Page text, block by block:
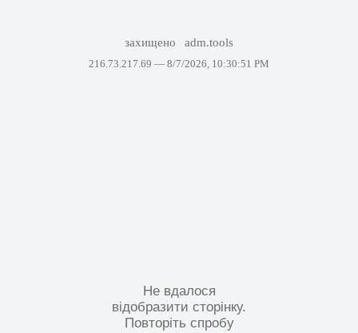
захищено adm.tools
216.73.217.69 — 8/7/2026, 10:30:51 PM
Не вдалося
відобразити сторінку.
Повторіть спробу